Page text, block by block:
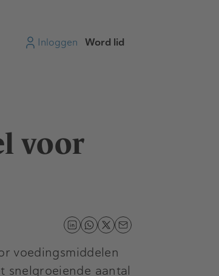
Inloggen Word lid
voor
voedingsmiddelen
snelgroeiende aantal